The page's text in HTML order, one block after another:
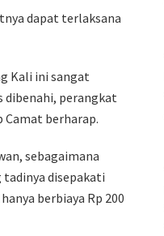
dapat terlaksana
Kali ini sangat
dibenahi, perangkat
Camat berharap.
sebagaimana
tadinya disepakati
berbiaya Rp 200